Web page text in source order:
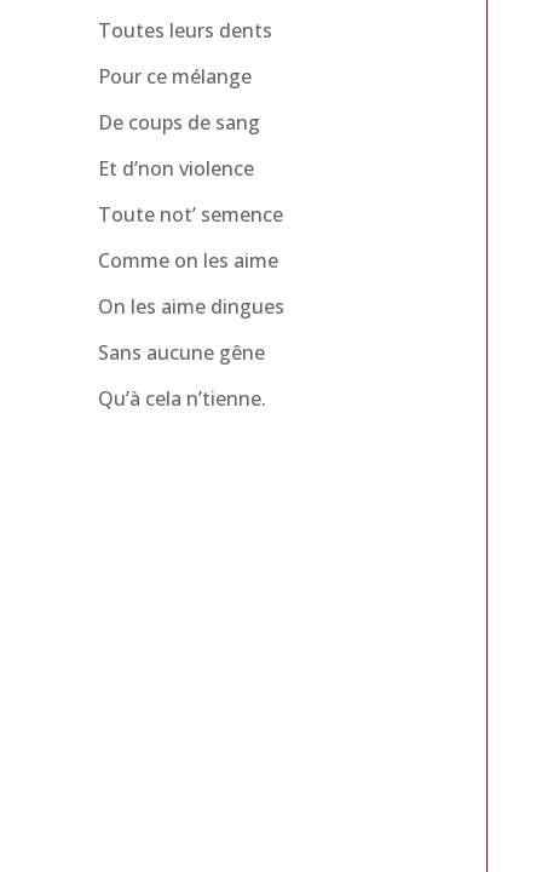
Toutes leurs dents
Pour ce mélange
De coups de sang
Et d’non violence
Toute not’ semence
Comme on les aime
On les aime dingues
Sans aucune gêne
Qu’à cela n’tienne.